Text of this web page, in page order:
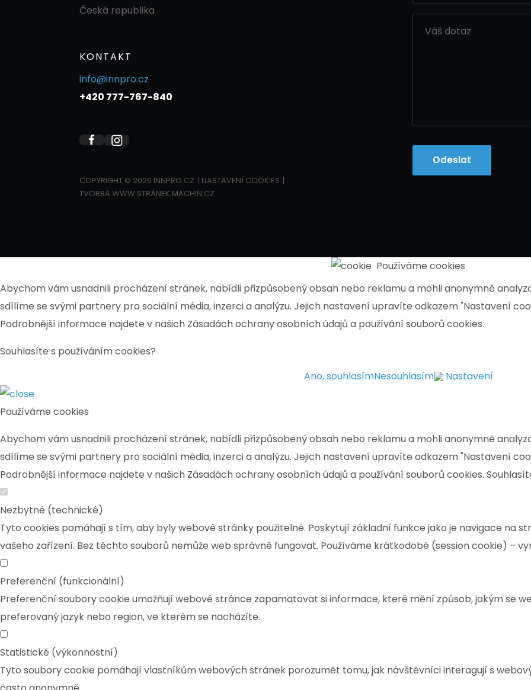
Česká republika
KONTAKT
info@innpro.cz
+420 777-767-840
COPYRIGHT © 2026 INNPRO.CZ
NASTAVENÍ COOKIES
TVORBA WWW STRÁNEK MACHIN.CZ
Odeslat
Používáme cookies
Abychom vám usnadnili procházení stránek, nabídli přizpůsobený obsah nebo reklamu a mohli anonymně
sdílíme se svými partnery pro sociální média, inzerci a analýzu. Jejich nastavení upravíte odkazem "Nastavení
Podrobnější informace najdete v našich Zásadách ochrany osobních údajů a používání souborů cookies.
Souhlasíte s používáním cookies?
Ano, souhlasímNesouhlasím Nastavení
Používáme cookies
Abychom vám usnadnili procházení stránek, nabídli přizpůsobený obsah nebo reklamu a mohli anonymně
sdílíme se svými partnery pro sociální média, inzerci a analýzu. Jejich nastavení upravíte odkazem "Nastavení
Podrobnější informace najdete v našich Zásadách ochrany osobních údajů a používání souborů cookies.
Nezbytné (technické)
Tyto cookies pomáhají s tím, aby byly webové stránky použitelné. Poskytují základní funkce jako je navigace na
vašeho zařízení. Bez těchto souborů nemůže web správně fungovat. Používáme krátkodobé (session cookie) –
Preferenční (funkcionální)
Preferenční soubory cookie umožňují webové stránce zapamatovat si informace, které mění způsob, jakým se
preferovaný jazyk nebo region, ve kterém se nacházíte.
Statistické (výkonnostní)
Tyto soubory cookie pomáhají vlastníkům webových stránek porozumět tomu, jak návštěvníci interagují s